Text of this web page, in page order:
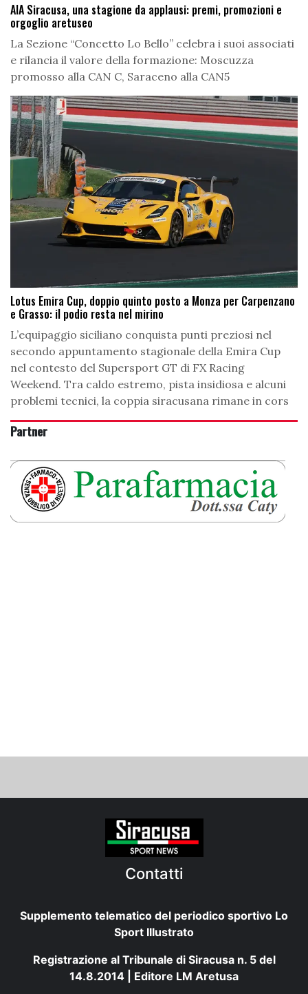
AIA Siracusa, una stagione da applausi: premi, promozioni e
orgoglio aretuseo
La Sezione “Concetto Lo Bello” celebra i suoi associati
e rilancia il valore della formazione: Moscuzza
promosso alla CAN C, Saraceno alla CAN5
Lotus Emira Cup, doppio quinto posto a Monza per Carpenzano
e Grasso: il podio resta nel mirino
L’equipaggio siciliano conquista punti preziosi nel
secondo appuntamento stagionale della Emira Cup
nel contesto del Supersport GT di FX Racing
Weekend. Tra caldo estremo, pista insidiosa e alcuni
problemi tecnici, la coppia siracusana rimane in cors
Partner
Contatti
Supplemento telematico del periodico sportivo Lo
Sport Illustrato
Registrazione al Tribunale di Siracusa n. 5 del
14.8.2014 | Editore LM Aretusa